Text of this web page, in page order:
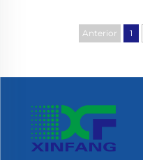
Anterior 1